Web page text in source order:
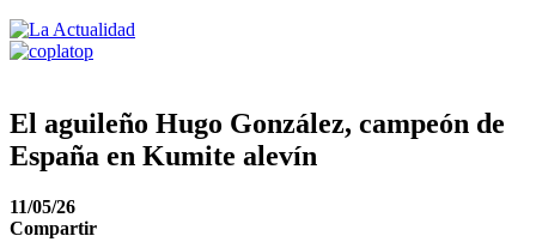
El aguileño Hugo González, campeón de
España en Kumite alevín
11/05/26
Compartir